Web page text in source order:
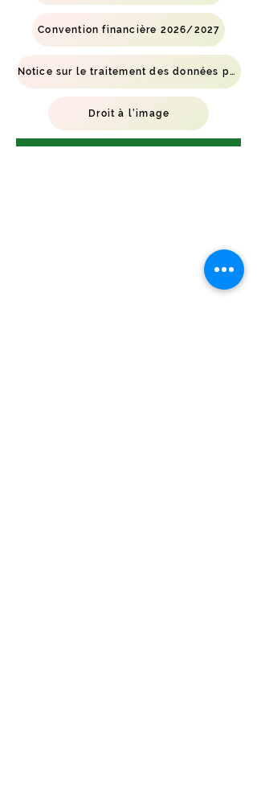
Convention financière 2026/2027
Notice sur le traitement des données personnelles
Droit à l'image